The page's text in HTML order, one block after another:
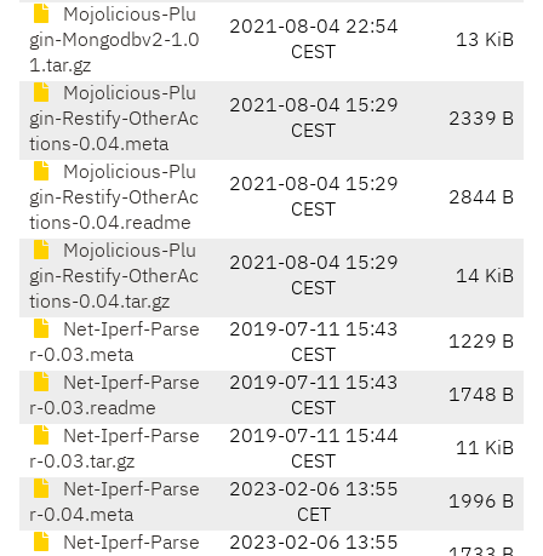
Mojolicious-Plu
gin-Mongodbv2-1.0
1.tar.gz
2021-08-04 22:54
CEST
13 KiB
Mojolicious-Plu
gin-Restify-OtherAc
tions-0.04.meta
2021-08-04 15:29
CEST
2339 B
Mojolicious-Plu
gin-Restify-OtherAc
tions-0.04.readme
2021-08-04 15:29
CEST
2844 B
Mojolicious-Plu
gin-Restify-OtherAc
tions-0.04.tar.gz
2021-08-04 15:29
CEST
14 KiB
Net-Iperf-Parse
r-0.03.meta
2019-07-11 15:43
CEST
1229 B
Net-Iperf-Parse
r-0.03.readme
2019-07-11 15:43
CEST
1748 B
Net-Iperf-Parse
r-0.03.tar.gz
2019-07-11 15:44
CEST
11 KiB
Net-Iperf-Parse
r-0.04.meta
2023-02-06 13:55
CET
1996 B
Net-Iperf-Parse 2023-02-06 13:55